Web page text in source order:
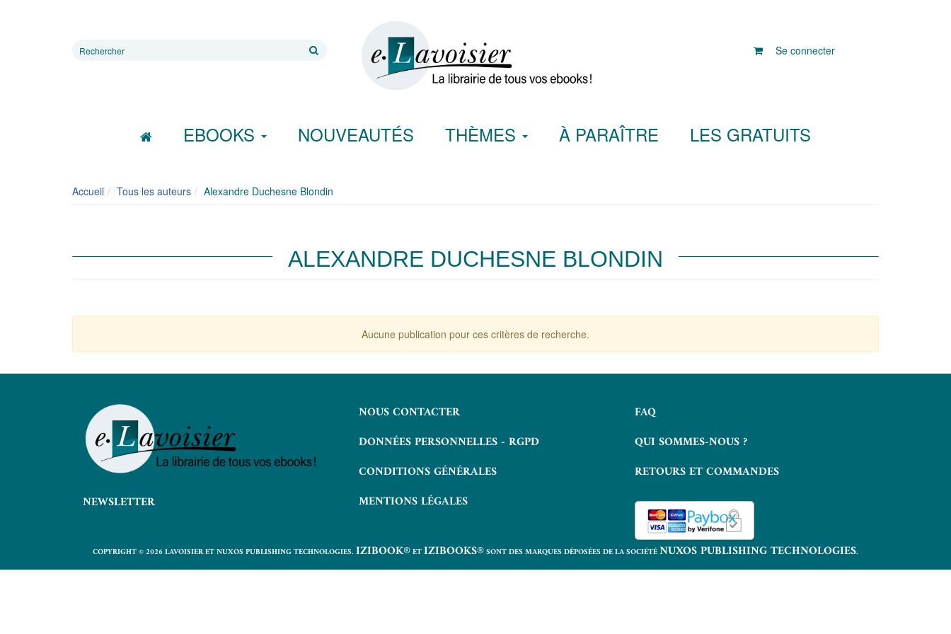
Rechercher
Se connecter
EBOOKS NOUVEAUTÉS THÈMES À PARAÎTRE LES GRATUITS
Accueil Tous les auteurs Alexandre Duchesne Blondin
ALEXANDRE DUCHESNE BLONDIN
Aucune publication pour ces critères de recherche.
NEWSLETTER
NOUS CONTACTER
DONNÉES PERSONNELLES - RGPD
CONDITIONS GÉNÉRALES
MENTIONS LÉGALES
FAQ
QUI SOMMES-NOUS ?
RETOURS ET COMMANDES
COPYRIGHT © 2026 LAVOISIER ET NUXOS PUBLISHING TECHNOLOGIES. IZIBOOK®ETIZIBOOKS®SONT DES MARQUES DÉPOSÉES DE LA SOCIÉTÉNUXOS PUBLISHING TECHNOLOGIES.